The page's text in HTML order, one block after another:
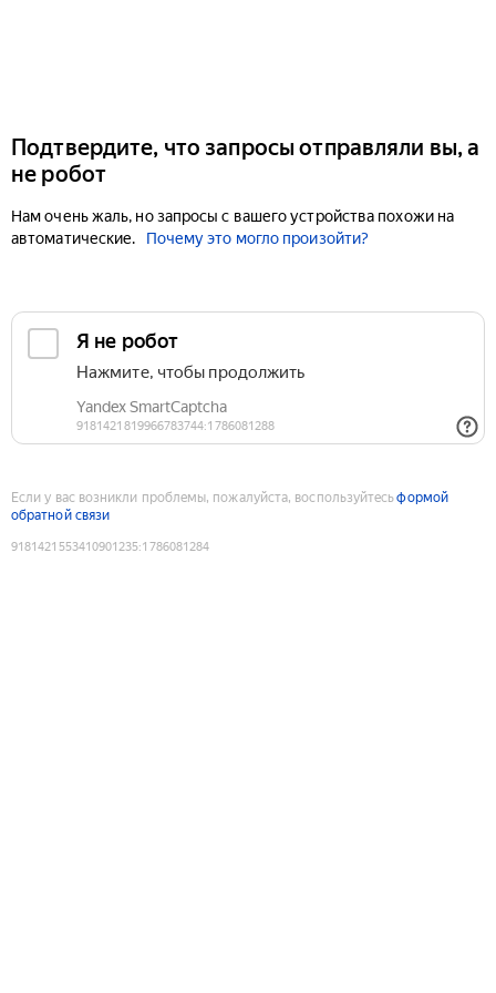
Подтвердите, что запросы отправляли вы, а
не робот
Нам очень жаль, но запросы с вашего устройства похожи на
автоматические.
Почему это могло произойти?
Если у вас возникли проблемы, пожалуйста, воспользуйтесьформой
обратной связи
9181421553410901235:1786081284